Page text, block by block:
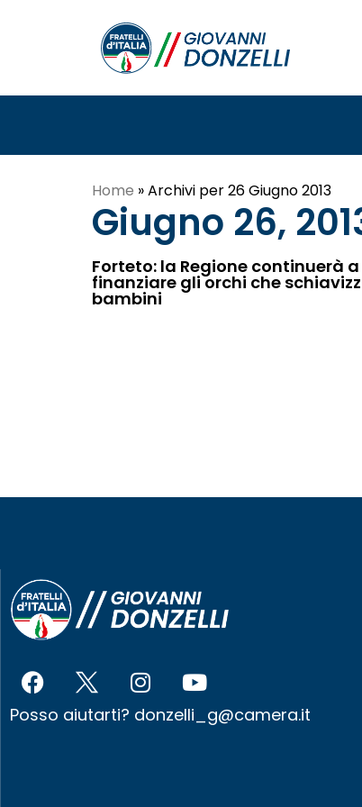
Home »Archivi per 26 Giugno 2013
Giugno 26,
Forteto: la Regione continuerà a
finanziare gli orchi che
bambini
Posso aiutarti? donzelli_g@camera.it